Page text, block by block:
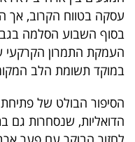
הכלכלי
פודקאסט
UNDER
40
עסקה בטווח הקרוב, אך
בסוף השבוע הסלמה
העמקת התמרון הקרקעי
במוקד תשומת הלב
הסיפור הבולט של
הדואליות, שנסחרות גם